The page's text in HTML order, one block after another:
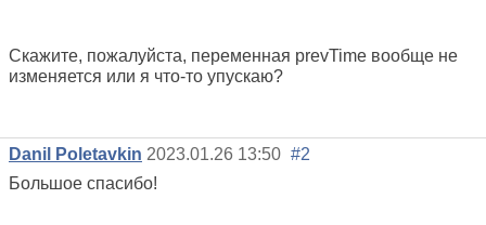
Скажите, пожалуйста, переменная prevTime вообще не
изменяется или я что-то упускаю?
Danil Poletavkin 2023.01.26 13:50 #2
Большое спасибо!